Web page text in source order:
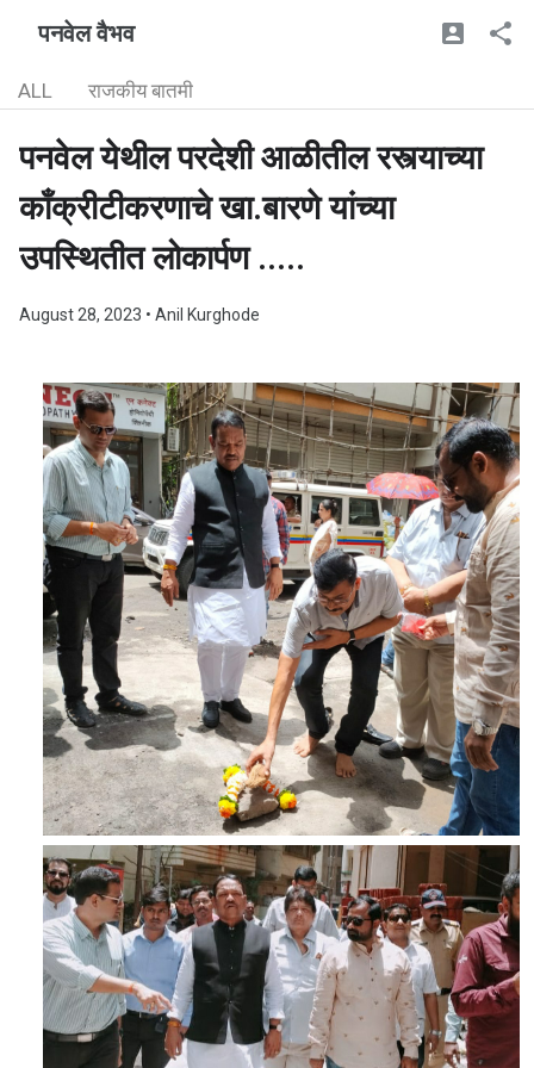
पनवेल वैभव
ALL राजकीय बातमी
पनवेल येथील परदेशी आळीतील रस्त्याच्या
काँक्रीटीकरणाचे खा.बारणे यांच्या
उपस्थितीत लोकार्पण .....
August 28, 2023 • Anil Kurghode